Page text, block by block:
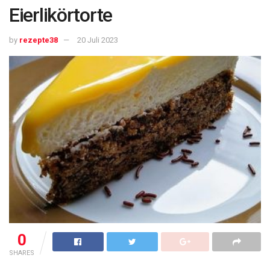
Eierlikörtorte
by rezepte38 20 Juli 2023
0
SHARES